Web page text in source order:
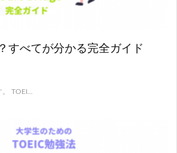
？すべてが分かる完全ガイド
TOEI...